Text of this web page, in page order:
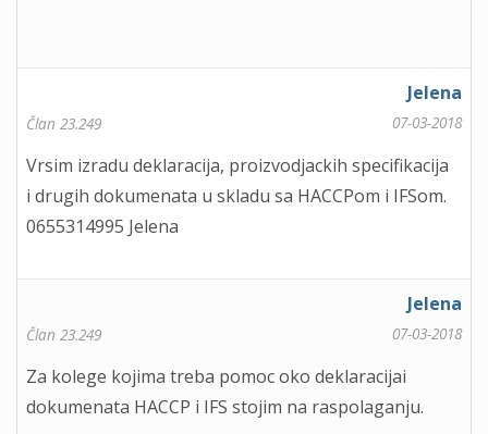
Jelena
Član 23.249 07-03-2018
Vrsim izradu deklaracija, proizvodjackih specifikacija
i drugih dokumenata u skladu sa HACCPom i IFSom.
0655314995 Jelena
Jelena
Član 23.249 07-03-2018
Za kolege kojima treba pomoc oko deklaracijai
dokumenata HACCP i IFS stojim na raspolaganju.